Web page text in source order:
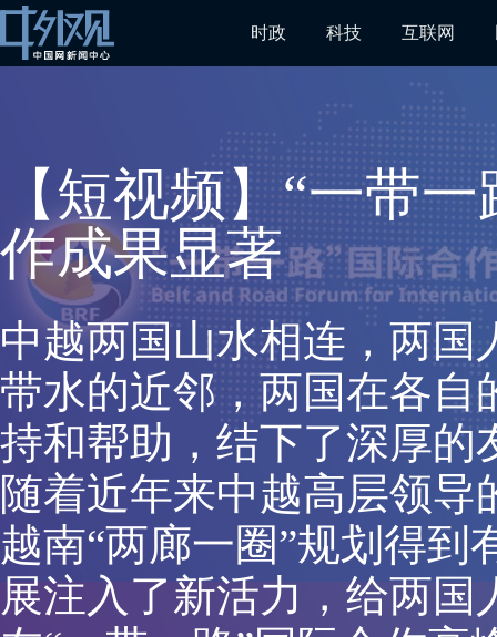
时政 科技 互联网
【短视频】“一带
作成果显著
中越两国山水相连，两
带水的近邻，两国在各自
持和帮助，结下了深厚的
随着近年来中越高层领导
越南“两廊一圈”规划得
展注入了新活力，给两